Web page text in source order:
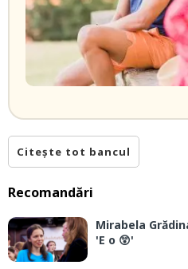
Citește tot bancul
Recomandări
Mirabela
'E o 😲'